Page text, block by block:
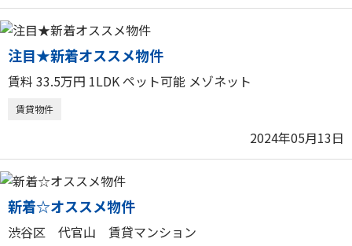
注目★新着オススメ物件
賃料 33.5万円 1LDK ペット可能 メゾネット
賃貸物件
2024年05月13日
新着☆オススメ物件
渋谷区 代官山 賃貸マンション